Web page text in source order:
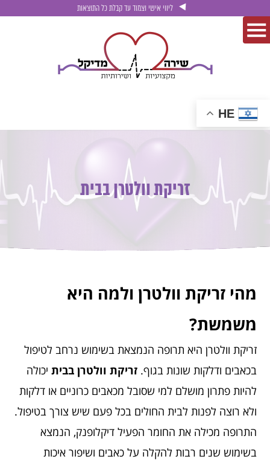
ליווי אישי וצמוד עד קבלת כל התוצאות
HE
זריקת וולטרן בבית
מהי זריקת וולטרן ולמה היא
משמשת?
זריקת וולטרן היא תרופה הנמצאת בשימוש נרחב לטיפול
בכאבים ודלקות שונות בגוף.זריקת וולטרן בבית יכולה
להיות פתרון מושלם למי שסובל מכאבים כרוניים או דלקות
ולא רוצה לפנות לבית החולים בכל פעם שיש צורך בטיפול.
התרופה מכילה את החומר הפעיל דיקלופנק, הנמצא
בשימוש שנים רבות להקלה על כאבים ושיפור איכות